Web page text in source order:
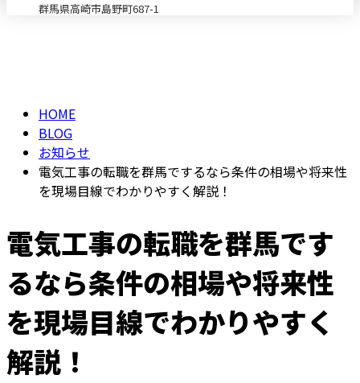
群馬県高崎市島野町687-1
HOME
BLOG
お知らせ
電気工事の転職を群馬でするなら条件の相場や将来性
を現場目線でわかりやすく解説！
電気工事の転職を群馬です
るなら条件の相場や将来性
を現場目線でわかりやすく
解説！